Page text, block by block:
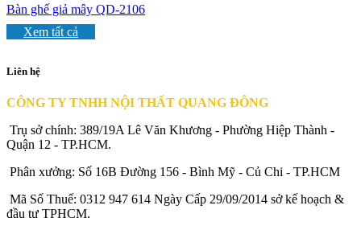
Bàn ghế giả mây QD-2106
Xem tất cả
Liên hệ
CÔNG TY TNHH NỘI THẤT QUANG ĐÔNG
Trụ sở chính: 389/19A Lê Văn Khương - Phường Hiệp Thành -
Quận 12 - TP.HCM.
Phân xưởng: Số 16B Đường 156 - Bình Mỹ - Củ Chi - TP.HCM
Mã Số Thuế: 0312 947 614 Ngày Cấp 29/09/2014 sở kế hoạch &
đầu tư TPHCM.